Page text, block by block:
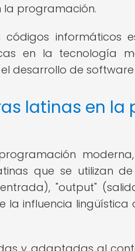
la programación.
informáticos
en la tecnología
desarrollo de software
latinas en la
que se utilizan
"output"
influencia lingüística